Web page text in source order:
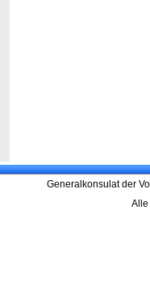
Generalkonsulat der
Alle